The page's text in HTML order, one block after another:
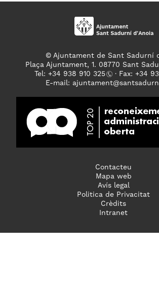
© Ajuntament de Sant Sadurní
Plaça Ajuntament, 1. 08770 Sant
Tel: +34 938 910 325
· Fax: +34
E-mail: ajuntament
Contacteu
Mapa web
Avís legal
Politica de Privacitat
Crèdits
Intranet